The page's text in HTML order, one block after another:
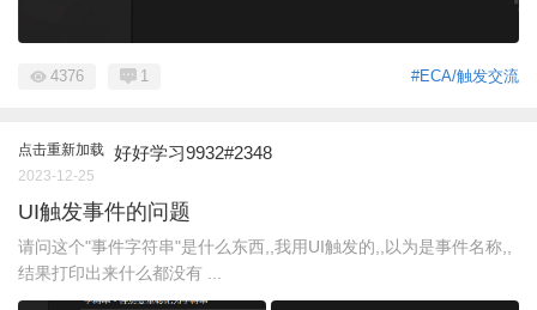
#ECA/触发交流
4376 1
点击重新加载 好好学习9932#2348
2023-12-25
UI触发事件的问题
请问这个"事件字符串"是什么东西,,我用UI触发的,,以为是事件名称,,
结果打印出来什么都没有 ...